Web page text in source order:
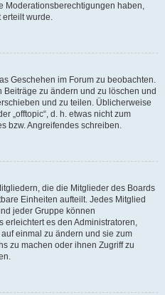
Moderationsberechtigungen haben,
erteilt wurde.
Geschehen im Forum zu beobachten.
zu ändern und zu löschen und
und zu teilen. Üblicherweise
„offtopic“, d. h. etwas nicht zum
bzw. Angreifendes schreiben.
die die Mitglieder des Boards
Einheiten aufteilt. Jedes Mitglied
jeder Gruppe können
erleichtert es den Administratoren,
einmal zu ändern und sie zum
zu machen oder ihnen Zugriff zu